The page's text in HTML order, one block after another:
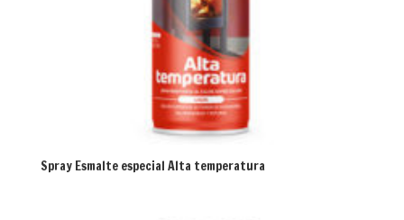
Spray Esmalte especial Alta temperatura